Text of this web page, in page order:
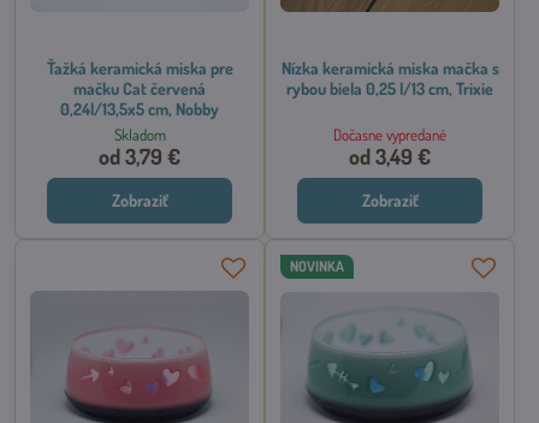
Ťažká keramická miska pre
mačku Cat červená
0,24l/13,5x5 cm, Nobby
Skladom
od 3,79 €
Zobraziť
Nízka keramická miska mačka s
rybou biela 0,25 l/13 cm, Trixie
Dočasne vypredané
od 3,49 €
Zobraziť
NOVINKA